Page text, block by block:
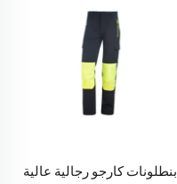
بنطلونات كارجو رجالية عالية